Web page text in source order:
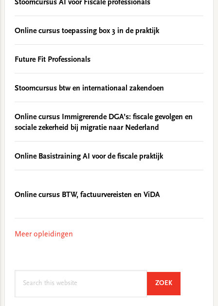
Stoomcursus AI voor Fiscale professionals
Online cursus toepassing box 3 in de praktijk
Future Fit Professionals
Stoomcursus btw en internationaal zakendoen
Online cursus Immigrerende DGA’s: fiscale gevolgen en
sociale zekerheid bij migratie naar Nederland
Online Basistraining AI voor de fiscale praktijk
Online cursus BTW, factuurvereisten en ViDA
Meer opleidingen
ZOEKSEARCH